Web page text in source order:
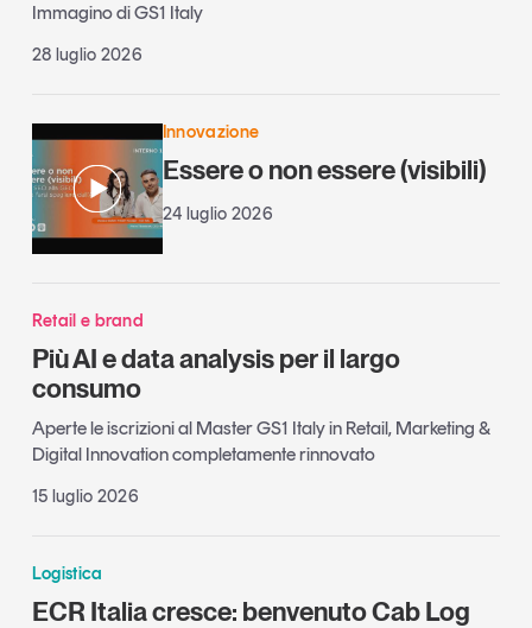
Immagino di GS1 Italy
28 luglio 2026
Innovazione
Essere o non essere (visibili)
24 luglio 2026
Retail e brand
Più AI e data analysis per il largo
consumo
Aperte le iscrizioni al Master GS1 Italy in Retail, Marketing &
Digital Innovation completamente rinnovato
15 luglio 2026
Logistica
ECR Italia cresce: benvenuto Cab Log